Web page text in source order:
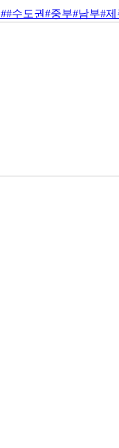
##수도권#중부#남부#